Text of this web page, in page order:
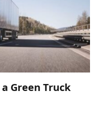
Green Truck